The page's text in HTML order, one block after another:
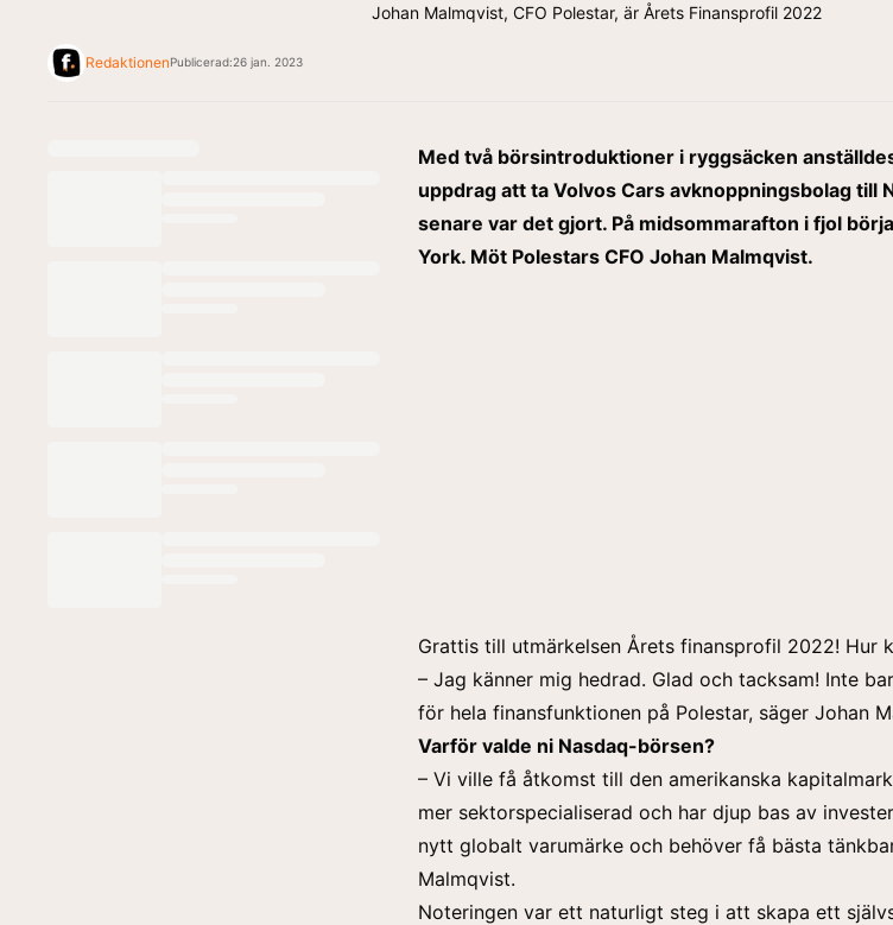
Johan Malmqvist, CFO Polestar, är Årets Finansprofil 2022
RedaktionenPublicerad:26 jan. 2023
Med två börsintroduktioner i ryggsäcken
uppdrag att ta Volvos Cars avknoppningsbolag till
senare var det gjort. På midsommarafton i fjol
York. Möt Polestars CFO Johan Malmqvist.
Grattis till utmärkelsen Årets finansprofil 2022! Hur
– Jag känner mig hedrad. Glad och tacksam! Inte
för hela finansfunktionen på Polestar, säger Johan
Varför valde ni Nasdaq-börsen?
– Vi ville få åtkomst till den amerikanska
mer sektorspecialiserad och har djup bas av
nytt globalt varumärke och behöver få bästa
Malmqvist.
Noteringen var ett naturligt steg i att skapa ett